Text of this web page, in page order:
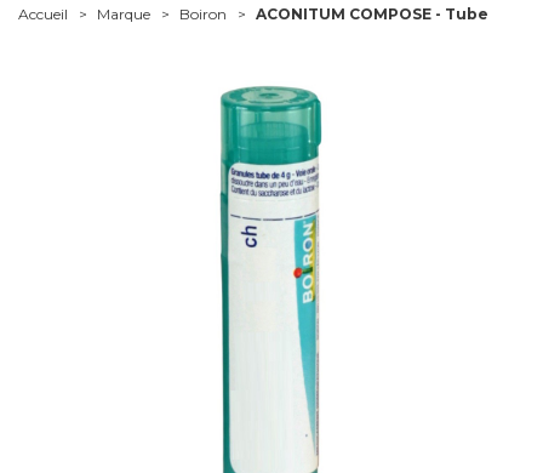
Accueil Marque Boiron ACONITUM COMPOSE - Tube